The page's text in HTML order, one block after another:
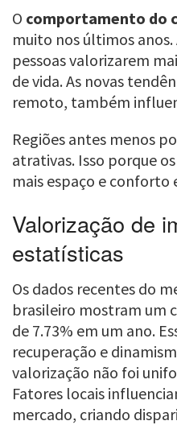
O comportamento do
muito nos últimos anos.
pessoas valorizarem
de vida. As novas
remoto, também
Regiões antes menos
atrativas. Isso porque
mais espaço e conforto
Valorização de
estatísticas
Os dados recentes do
brasileiro mostram um
de 7.73% em um ano.
recuperação e
valorização não foi
Fatores locais
mercado, criando